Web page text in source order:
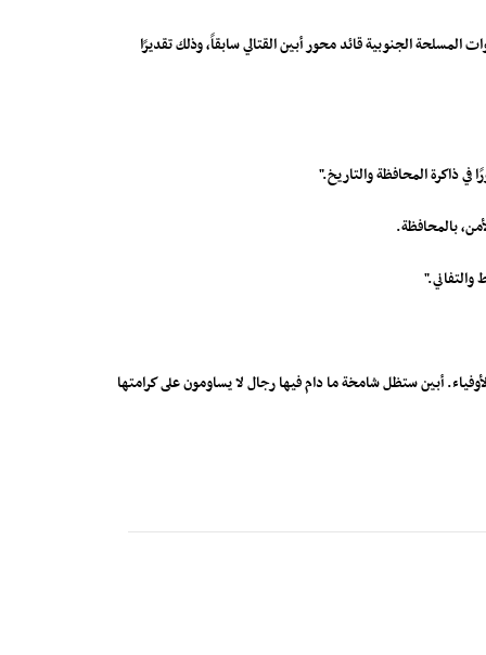
المسلحة الجنوبية قائد محور أبين القتالي سابقاً، وذلك تقديرًا
ذاكرة المحافظة والتاريخ."
بالمحافظة.
والتفاني."
أبين ستظل شامخة ما دام فيها رجال لا يساومون على كرامتها